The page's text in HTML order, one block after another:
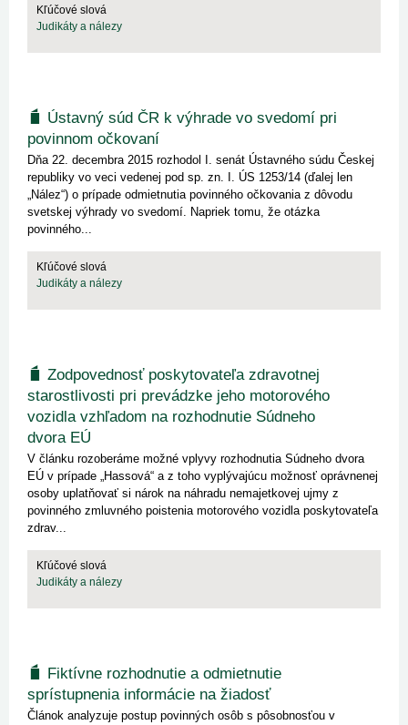
Kľúčové slová
Judikáty a nálezy
Ústavný súd ČR k výhrade vo svedomí pri
povinnom očkovaní
Dňa 22. decembra 2015 rozhodol I. senát Ústavného súdu Českej
republiky vo veci vedenej pod sp. zn. I. ÚS 1253/14 (ďalej len
„Nález“) o prípade odmietnutia povinného očkovania z dôvodu
svetskej výhrady vo svedomí. Napriek tomu, že otázka
povinného...
Kľúčové slová
Judikáty a nálezy
Zodpovednosť poskytovateľa zdravotnej
starostlivosti pri prevádzke jeho motorového
vozidla vzhľadom na rozhodnutie Súdneho
dvora EÚ
V článku rozoberáme možné vplyvy rozhodnutia Súdneho dvora
EÚ v prípade „Hassová“ a z toho vyplývajúcu možnosť oprávnenej
osoby uplatňovať si nárok na náhradu nemajetkovej ujmy z
povinného zmluvného poistenia motorového vozidla poskytovateľa
zdrav...
Kľúčové slová
Judikáty a nálezy
Fiktívne rozhodnutie a odmietnutie
sprístupnenia informácie na žiadosť
Článok analyzuje postup povinných osôb s pôsobnosťou v